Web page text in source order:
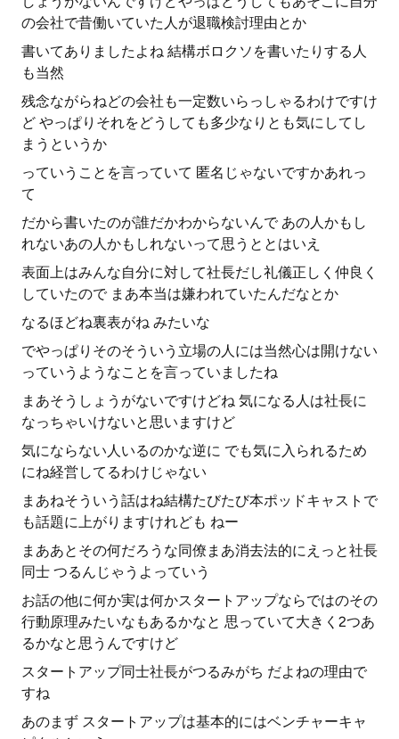
の会社で昔働いていた人が退職検討理由とか
書いてありましたよね 結構ボロクソを書いたりする人
も当然
残念ながらねどの会社も一定数いらっしゃるわけですけ
ど やっぱりそれをどうしても多少なりとも気にしてし
まうというか
っていうことを言っていて 匿名じゃないですかあれっ
て
だから書いたのが誰だかわからないんで あの人かもし
れないあの人かもしれないって思うととはいえ
表面上はみんな自分に対して社長だし礼儀正しく仲良く
していたので まあ本当は嫌われていたんだなとか
なるほどね裏表がね みたいな
でやっぱりそのそういう立場の人には当然心は開けない
っていうようなことを言っていましたね
まあそうしょうがないですけどね 気になる人は社長に
なっちゃいけないと思いますけど
気にならない人いるのかな逆に でも気に入られるため
にね経営してるわけじゃない
まあねそういう話はね結構たびたび本ポッドキャストで
も話題に上がりますけれども ねー
まああとその何だろうな同僚まあ消去法的にえっと社長
同士 つるんじゃうよっていう
お話の他に何か実は何かスタートアップならではのその
行動原理みたいなもあるかなと 思っていて大きく2つあ
るかなと思うんですけど
スタートアップ同士社長がつるみがち だよねの理由で
すね
あのまず スタートアップは基本的にはベンチャーキャ